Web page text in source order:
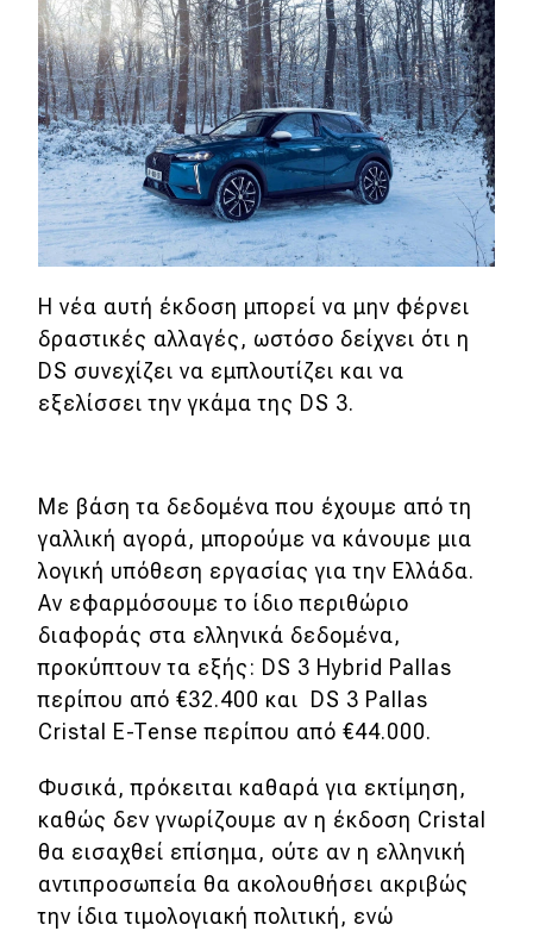
Η νέα αυτή έκδοση μπορεί να μην φέρνει
δραστικές αλλαγές, ωστόσο δείχνει ότι η
DS συνεχίζει να εμπλουτίζει και να
εξελίσσει την γκάμα της DS 3.
Με βάση τα δεδομένα που έχουμε από τη
γαλλική αγορά, μπορούμε να κάνουμε μια
λογική υπόθεση εργασίας για την Ελλάδα.
Αν εφαρμόσουμε το ίδιο περιθώριο
διαφοράς στα ελληνικά δεδομένα,
προκύπτουν τα εξής: DS 3 Hybrid Pallas
περίπου από €32.400 και DS 3 Pallas
Cristal E-Tense περίπου από €44.000.
Φυσικά, πρόκειται καθαρά για εκτίμηση,
καθώς δεν γνωρίζουμε αν η έκδοση Cristal
θα εισαχθεί επίσημα, ούτε αν η ελληνική
αντιπροσωπεία θα ακολουθήσει ακριβώς
την ίδια τιμολογιακή πολιτική, ενώ